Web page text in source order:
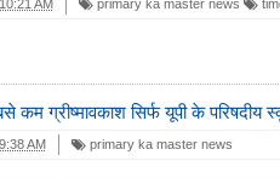
AM primary ka master news
कम ग्रीष्मावकाश सिर्फ यूपी के
AM primary ka master news